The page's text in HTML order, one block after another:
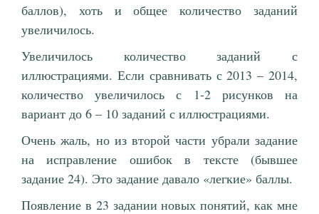
баллов), хоть и общее количество заданий
увеличилось.
Увеличилось количество заданий с
иллюстрациями. Если сравнивать с 2013 – 2014,
количество увеличилось с 1-2 рисунков на
вариант до 6 – 10 заданий с иллюстрациями.
Очень жаль, но из второй части убрали задание
на исправление ошибок в тексте (бывшее
задание 24). Это задание давало «легкие» баллы.
Появление в 23 задании новых понятий, как мне